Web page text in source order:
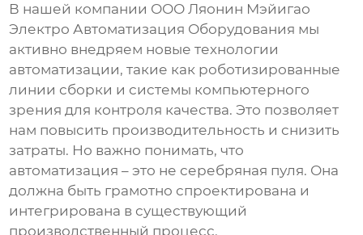
В нашей компании ООО Ляонин Мэйигао
Электро Автоматизация Оборудования мы
активно внедряем новые технологии
автоматизации, такие как роботизированные
линии сборки и системы компьютерного
зрения для контроля качества. Это позволяет
нам повысить производительность и снизить
затраты. Но важно понимать, что
автоматизация – это не серебряная пуля. Она
должна быть грамотно спроектирована и
интегрирована в существующий
производственный процесс.